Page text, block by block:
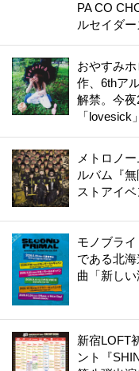
PA CO
ルセイダ
おやすみ
作、6thア
解禁。今
「lovesick
メトロノ
ルバム『
ストアイ
モノブラ
である北
曲「新し
新宿LOFT
ント『